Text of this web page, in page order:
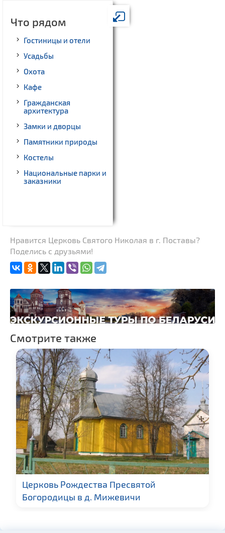
Что рядом
Гостиницы и отели
Усадьбы
Охота
Кафе
Гражданская
архитектура
Замки и дворцы
Памятники природы
Костелы
Национальные парки и
заказники
Нравится Церковь Святого Николая в г. Поставы?
Поделись с друзьями!
Смотрите также
Церковь Рождества Пресвятой
Богородицы в д. Мижевичи